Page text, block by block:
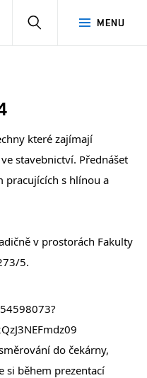
MENU
které zajímají
stavebnictví. Přednášet
pracujících s hlínou a
v prostorách Fakulty
5.
do čekárny,
si během prezentací